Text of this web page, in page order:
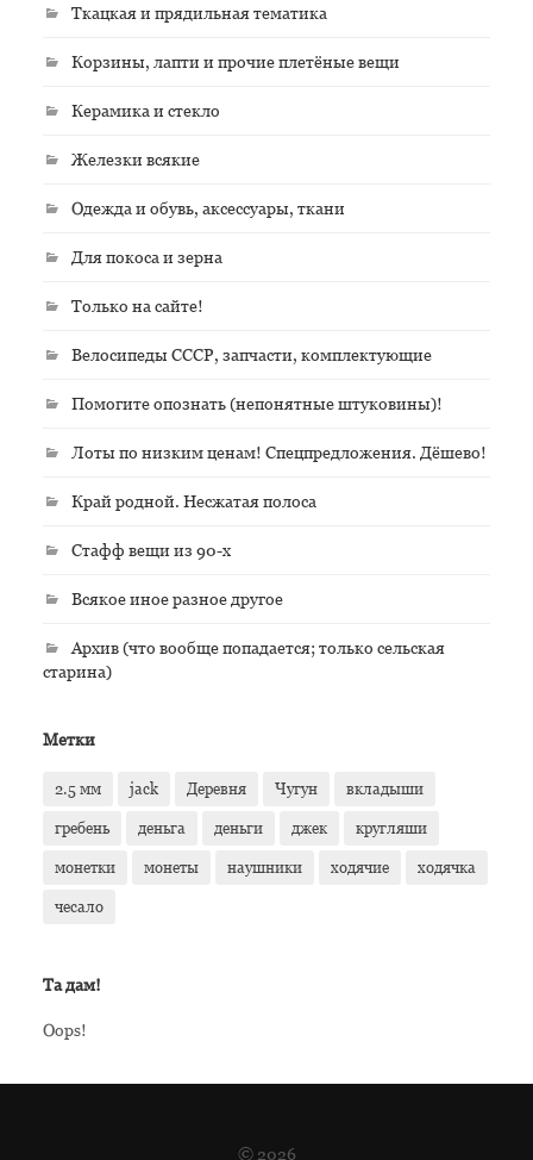
Ткацкая и прядильная тематика
Корзины, лапти и прочие плетёные вещи
Керамика и стекло
Железки всякие
Одежда и обувь, аксессуары, ткани
Для покоса и зерна
Только на сайте!
Велосипеды СССР, запчасти, комплектующие
Помогите опознать (непонятные штуковины)!
Лоты по низким ценам! Спецпредложения. Дёшево!
Край родной. Несжатая полоса
Стафф вещи из 90-х
Всякое иное разное другое
Архив (что вообще попадается; только сельская
старина)
Метки
2.5 мм jack Деревня Чугун вкладыши
гребень деньга деньги джек кругляши
монетки монеты наушники ходячие ходячка
чесало
Та дам!
Oops!
© 2026